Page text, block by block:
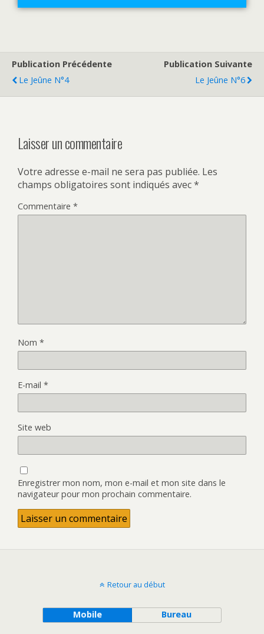
Publication Précédente
Le Jeûne N°4
Publication Suivante
Le Jeûne N°6
Laisser un commentaire
Votre adresse e-mail ne sera pas publiée. Les
champs obligatoires sont indiqués avec*
Commentaire *
Nom *
E-mail *
Site web
Enregistrer mon nom, mon e-mail et mon site dans le
navigateur pour mon prochain commentaire.
Retour au début
Mobile Bureau